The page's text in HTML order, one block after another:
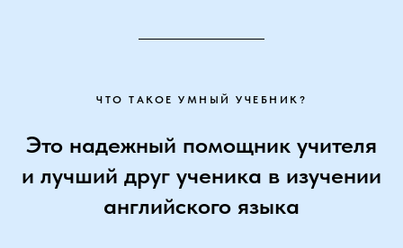
ЧТО ТАКОЕ УМНЫЙ УЧЕБНИК?
Это надежный помощник учителя
и лучший друг ученика в изучении
английского языка